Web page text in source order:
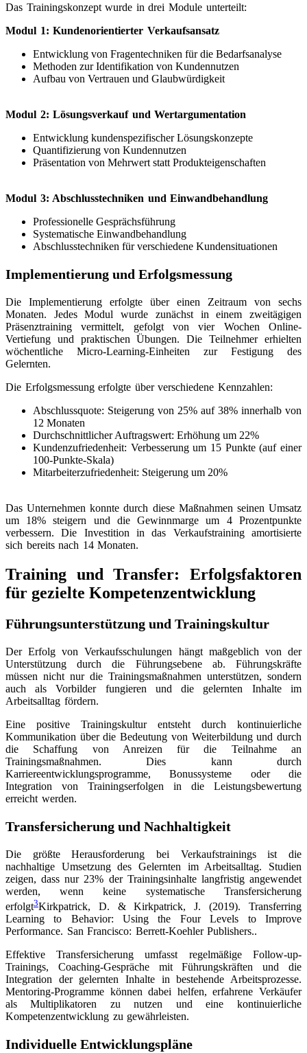
Das Trainingskonzept wurde in drei Module unterteilt:
Modul 1: Kundenorientierter Verkaufsansatz
Entwicklung von Fragentechniken für die Bedarfsanalyse
Methoden zur Identifikation von Kundennutzen
Aufbau von Vertrauen und Glaubwürdigkeit
Modul 2: Lösungsverkauf und Wertargumentation
Entwicklung kundenspezifischer Lösungskonzepte
Quantifizierung von Kundennutzen
Präsentation von Mehrwert statt Produkteigenschaften
Modul 3: Abschlusstechniken und Einwandbehandlung
Professionelle Gesprächsführung
Systematische Einwandbehandlung
Abschlusstechniken für verschiedene Kundensituationen
Implementierung und Erfolgsmessung
Die Implementierung erfolgte über einen Zeitraum von sechs
Monaten. Jedes Modul wurde zunächst in einem zweitägigen
Präsenztraining vermittelt, gefolgt von vier Wochen Online-
Vertiefung und praktischen Übungen. Die Teilnehmer erhielten
wöchentliche Micro-Learning-Einheiten zur Festigung des
Gelernten.
Die Erfolgsmessung erfolgte über verschiedene Kennzahlen:
Abschlussquote: Steigerung von 25% auf 38% innerhalb von
12 Monaten
Durchschnittlicher Auftragswert: Erhöhung um 22%
Kundenzufriedenheit: Verbesserung um 15 Punkte (auf einer
100-Punkte-Skala)
Mitarbeiterzufriedenheit: Steigerung um 20%
Das Unternehmen konnte durch diese Maßnahmen seinen Umsatz
um 18% steigern und die Gewinnmarge um 4 Prozentpunkte
verbessern. Die Investition in das Verkaufstraining amortisierte
sich bereits nach 14 Monaten.
Training und Transfer: Erfolgsfaktoren
für gezielte Kompetenzentwicklung
Führungsunterstützung und Trainingskultur
Der Erfolg von Verkaufsschulungen hängt maßgeblich von der
Unterstützung durch die Führungsebene ab. Führungskräfte
müssen nicht nur die Trainingsmaßnahmen unterstützen, sondern
auch als Vorbilder fungieren und die gelernten Inhalte im
Arbeitsalltag fördern.
Eine positive Trainingskultur entsteht durch kontinuierliche
Kommunikation über die Bedeutung von Weiterbildung und durch
die Schaffung von Anreizen für die Teilnahme an
Trainingsmaßnahmen. Dies kann durch
Karriereentwicklungsprogramme, Bonussysteme oder die
Integration von Trainingserfolgen in die Leistungsbewertung
erreicht werden.
Transfersicherung und Nachhaltigkeit
Die größte Herausforderung bei Verkaufstrainings ist die
nachhaltige Umsetzung des Gelernten im Arbeitsalltag. Studien
zeigen, dass nur 23% der Trainingsinhalte langfristig angewendet
werden, wenn keine systematische Transfersicherung
erfolgt3Kirkpatrick, D. & Kirkpatrick, J. (2019). Transferring
Learning to Behavior: Using the Four Levels to Improve
Performance. San Francisco: Berrett-Koehler Publishers..
Effektive Transfersicherung umfasst regelmäßige Follow-up-
Trainings, Coaching-Gespräche mit Führungskräften und die
Integration der gelernten Inhalte in bestehende Arbeitsprozesse.
Mentoring-Programme können dabei helfen, erfahrene Verkäufer
als Multiplikatoren zu nutzen und eine kontinuierliche
Kompetenzentwicklung zu gewährleisten.
Individuelle Entwicklungspläne